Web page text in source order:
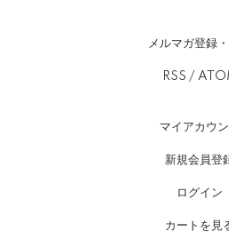
メルマガ登録
RSS /
マイアカウン
新規会員登
ログイン
カートを見